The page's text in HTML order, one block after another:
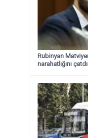
Rubinyan
narahatlığını